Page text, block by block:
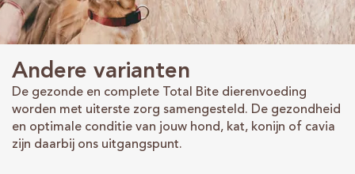
Andere varianten
De gezonde en complete Total Bite dierenvoeding
worden met uiterste zorg samengesteld. De gezondheid
en optimale conditie van jouw hond, kat, konijn of cavia
zijn daarbij ons uitgangspunt.